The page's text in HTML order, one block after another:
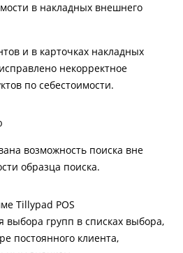
в накладных внешнего
и в карточках накладных
некорректное
по себестоимости.
возможность поиска вне
образца поиска.
Tillypad POS
выбора групп в списках выбора,
постоянного клиента,